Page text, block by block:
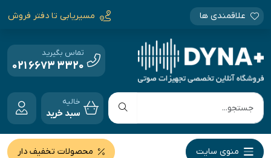
علاقمندی ها مسیریابی تا دفتر فروش
تماس بگیرید
021 6673 3320
خالیه
سبد خرید
منوی سایت محصولات تخفیف دار